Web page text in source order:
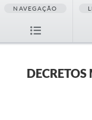
NAVEGAÇÃO